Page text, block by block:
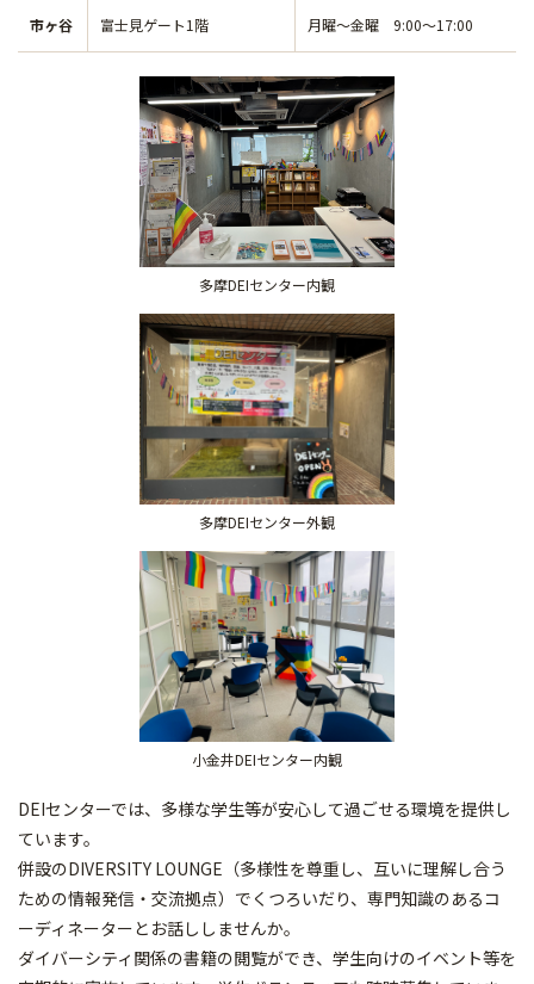
市ヶ谷 富士見ゲート1階 月曜～金曜 9:00～17:00
多摩DEIセンター内観
多摩DEIセンター外観
小金井DEIセンター内観
DEIセンターでは、多様な学生等が安心して過ごせる環境を提供し
ています。
併設のDIVERSITY LOUNGE（多様性を尊重し、互いに理解し合う
ための情報発信・交流拠点）でくつろいだり、専門知識のあるコ
ーディネーターとお話ししませんか。
ダイバーシティ関係の書籍の閲覧ができ、学生向けのイベント等を